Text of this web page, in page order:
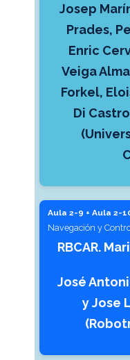
Josep
Prades,
Enric
Veiga
Forkel,
Di
Aula 2-9 + Aula 2-
Navegación y
RBCAR.
José
y Jose